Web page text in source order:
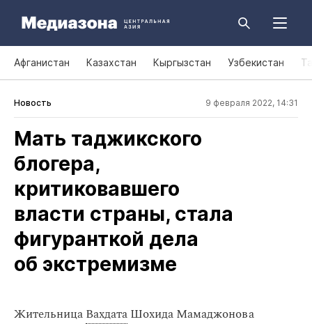
Афганистан Казахстан Кыргызстан Узбекистан
Новость 9 февраля 2022, 14:31
Мать таджикского
блогера,
критиковавшего
власти страны, стала
фигуранткой дела
об экстремизме
ЖительницаВахдатаШохида Мамаджонова